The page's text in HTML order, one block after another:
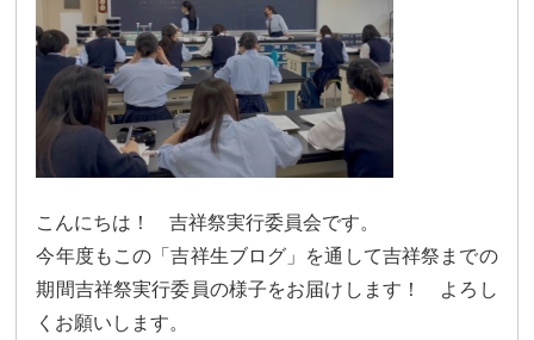
学校生活
吉祥の一日 年間行事
委員会活動・部活動 学校生活Q&A
進路・進学
大学合格実績 進路プログラム
こんにちは！ 吉祥祭実行委員会です。
今年度もこの「吉祥生ブログ」を通して吉祥祭までの
期間吉祥祭実行委員の様子をお届けします！ よろし
くお願いします。